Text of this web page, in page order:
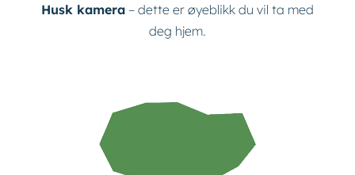
Husk kamera – dette er øyeblikk du vil ta med
deg hjem.